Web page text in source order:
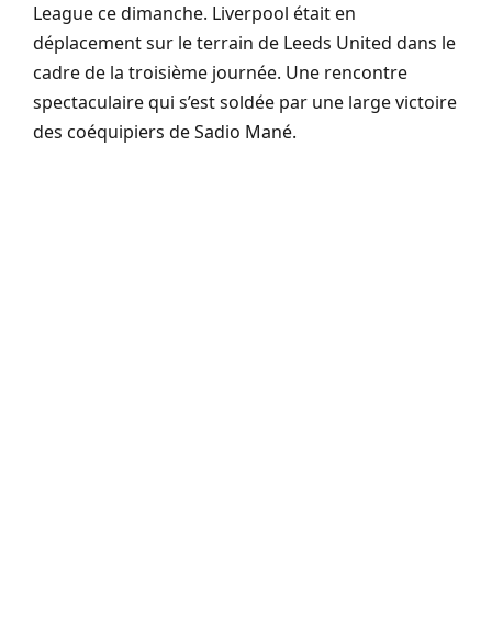
League ce dimanche. Liverpool était en
déplacement sur le terrain de Leeds United dans le
cadre de la troisième journée. Une rencontre
spectaculaire qui s’est soldée par une large victoire
des coéquipiers de Sadio Mané.